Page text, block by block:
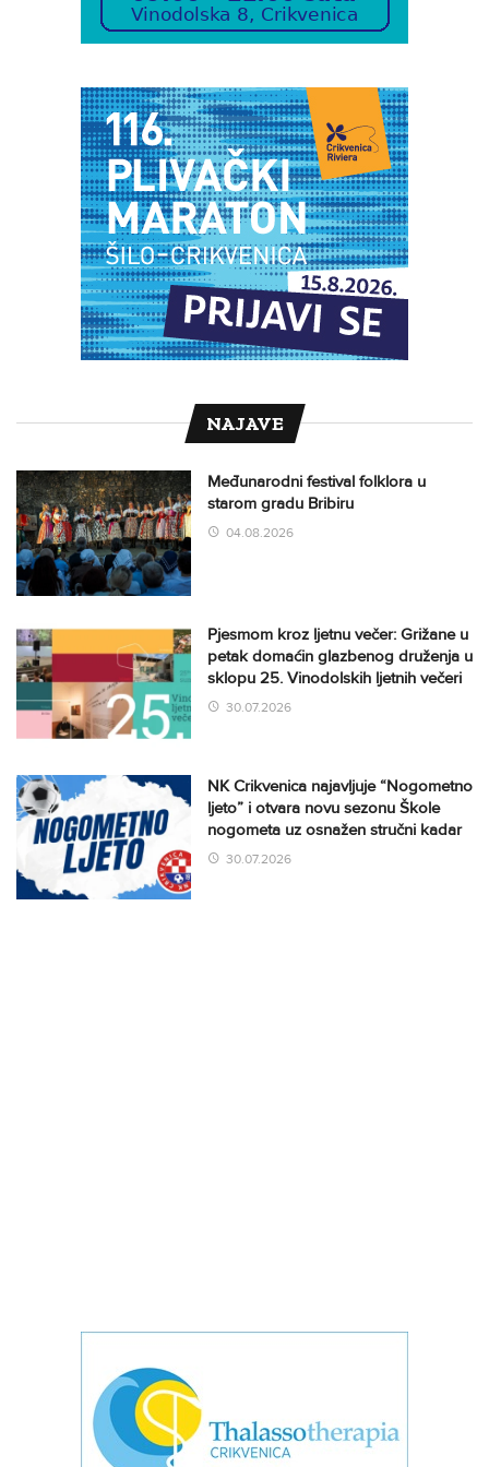
NAJAVE
Međunarodni festival folklora u
starom gradu Bribiru
04.08.2026
Pjesmom kroz ljetnu večer: Grižane u
petak domaćin glazbenog druženja u
sklopu 25. Vinodolskih ljetnih večeri
30.07.2026
NK Crikvenica najavljuje “Nogometno
ljeto” i otvara novu sezonu Škole
nogometa uz osnažen stručni kadar
30.07.2026